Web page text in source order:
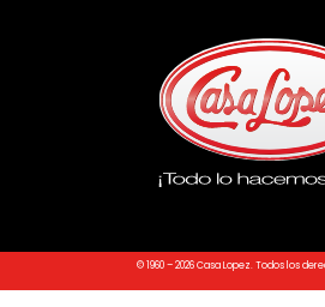
© 1960 – 2026 Casa Lopez. Todos los